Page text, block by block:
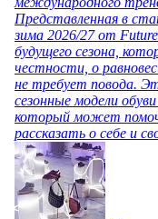
Представленная в
зима 2026/27 от
будущего сезона,
честности, о
не требует повода.
сезонные модели
который может
рассказать о себе и